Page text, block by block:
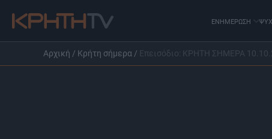
ΕΝΗΜΕΡΩΣΗ
Αρχική / Κρήτη σήμερα / Επεισόδιο: ΚΡΗΤΗ ΣΗΜΕΡΑ